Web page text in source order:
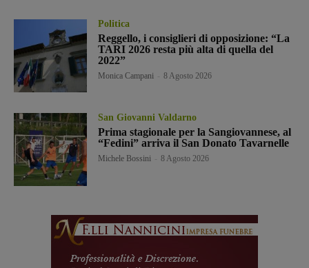
Politica
Reggello, i consiglieri di opposizione: “La
TARI 2026 resta più alta di quella del
2022”
Monica Campani 8 Agosto 2026
San Giovanni Valdarno
Prima stagionale per la Sangiovannese, al
“Fedini” arriva il San Donato Tavarnelle
Michele Bossini 8 Agosto 2026